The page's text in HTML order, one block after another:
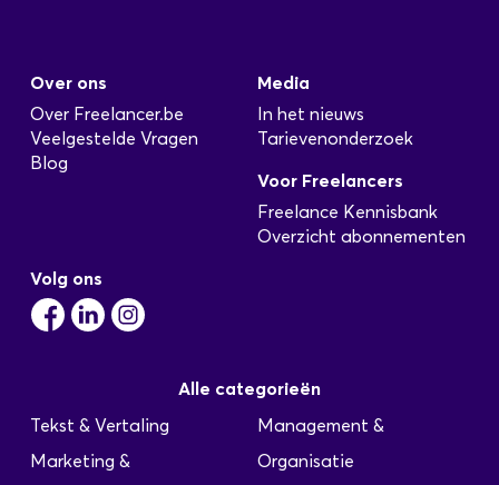
Over ons
Over Freelancer.be
Veelgestelde Vragen
Blog
Media
In het nieuws
Tarievenonderzoek
Voor Freelancers
Freelance Kennisbank
Overzicht abonnementen
Volg ons
Alle categorieën
Tekst & Vertaling
Marketing &
Management &
Organisatie